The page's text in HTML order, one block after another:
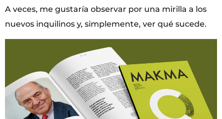
A veces, me gustaría observar por una mirilla a los
nuevos inquilinos y, simplemente, ver qué sucede.